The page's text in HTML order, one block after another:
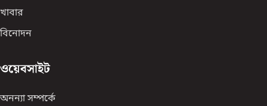
খাবার
বিনোদন
ওয়েবসাইট
অনন্যা সম্পর্কে